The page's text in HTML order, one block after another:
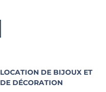
LOCATION DE BIJOUX ET
DE DÉCORATION